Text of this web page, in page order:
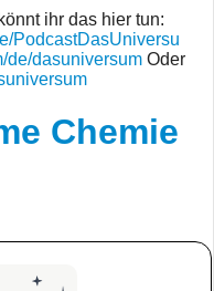
ihr das hier tun:
PodcastDasUniversu
de/dasuniversum Oder
Chemie